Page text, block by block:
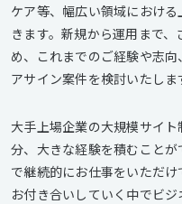
ケア等、幅広い領域におけ
きます。新規から運用まで
め、これまでのご経験や志
アサイン案件を検討いたしま
大手上場企業の大規模サイ
分、大きな経験を積むこと
で継続的にお仕事をいただ
お付き合いしていく中でビ